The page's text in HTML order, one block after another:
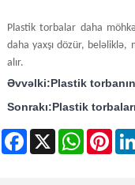
Plastik torbalar daha
daha yaxşı dözür, beləliklə,
alır.
Əvvəlki:Plastik
Sonrakı:Plastik
Facebook
X WhatsApp